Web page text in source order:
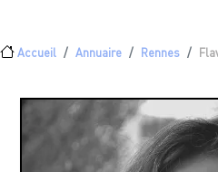
Fil d'Ariane
Accueil Annuaire Rennes